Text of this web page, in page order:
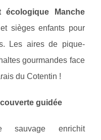
écologique Manche
sièges enfants pour
Les aires de pique-
gourmandes face
du Cotentin !
guidée
sauvage enrichit